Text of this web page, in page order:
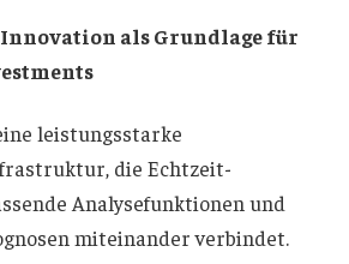
als Grundlage für
leistungsstarke
die Echtzeit-
Analysefunktionen und
miteinander verbindet.